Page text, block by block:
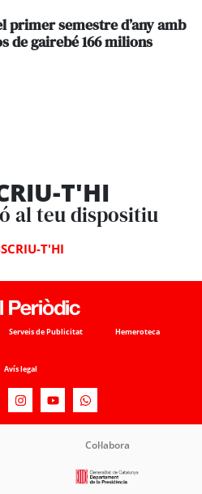
primer semestre d’any amb
de gairebé 166 milions
T'HI
al teu dispositiu
T'HI
Serveis de Publicitat Hemeroteca
Avís legal
Col·labora